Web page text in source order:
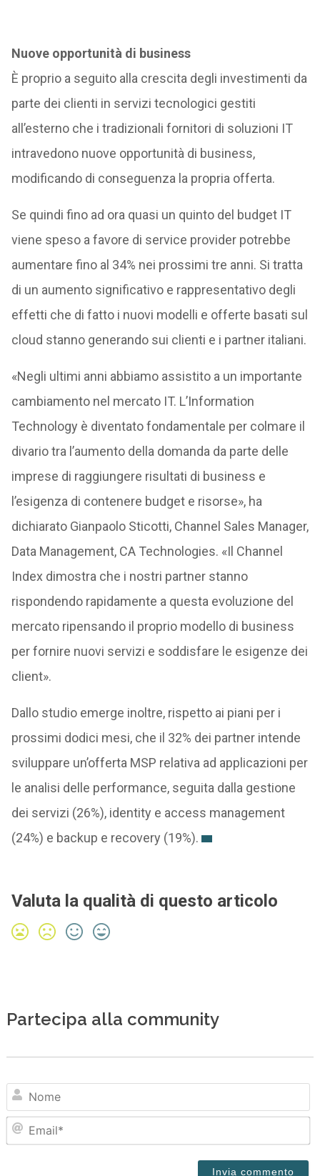
Nuove opportunità di business
È proprio a seguito alla crescita degli investimenti da
parte dei clienti in servizi tecnologici gestiti
all’esterno che i tradizionali fornitori di soluzioni IT
intravedono nuove opportunità di business,
modificando di conseguenza la propria offerta.
Se quindi fino ad ora quasi un quinto del budget IT
viene speso a favore di service provider potrebbe
aumentare fino al 34% nei prossimi tre anni. Si tratta
di un aumento significativo e rappresentativo degli
effetti che di fatto i nuovi modelli e offerte basati sul
cloud stanno generando sui clienti e i partner italiani.
«Negli ultimi anni abbiamo assistito a un importante
cambiamento nel mercato IT. L’Information
Technology è diventato fondamentale per colmare il
divario tra l’aumento della domanda da parte delle
imprese di raggiungere risultati di business e
l’esigenza di contenere budget e risorse», ha
dichiarato Gianpaolo Sticotti, Channel Sales Manager,
Data Management, CA Technologies. «Il Channel
Index dimostra che i nostri partner stanno
rispondendo rapidamente a questa evoluzione del
mercato ripensando il proprio modello di business
per fornire nuovi servizi e soddisfare le esigenze dei
client».
Dallo studio emerge inoltre, rispetto ai piani per i
prossimi dodici mesi, che il 32% dei partner intende
sviluppare un’offerta MSP relativa ad applicazioni per
le analisi delle performance, seguita dalla gestione
dei servizi (26%), identity e access management
(24%) e backup e recovery (19%).
Valuta la qualità di questo articolo
Partecipa alla community